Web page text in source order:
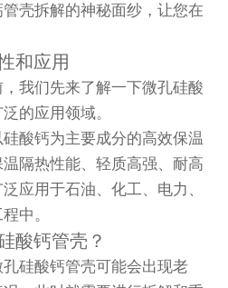
壳拆解的神秘面纱，让您在
和应用
我们先来了解一下微孔硅酸
的应用领域。
酸钙为主要成分的高效保温
隔热性能、轻质高强、耐高
应用于石油、化工、电力、
中。
酸钙管壳？
硅酸钙管壳可能会出现老